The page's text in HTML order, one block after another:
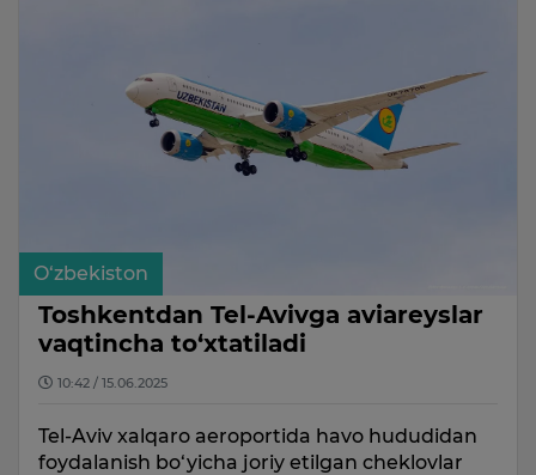
O‘zbekiston
Toshkentdan Tel-Avivga aviareyslar
vaqtincha to‘xtatiladi
10:42 / 15.06.2025
Tel-Aviv xalqaro aeroportida havo hududidan
foydalanish bo‘yicha joriy etilgan cheklovlar